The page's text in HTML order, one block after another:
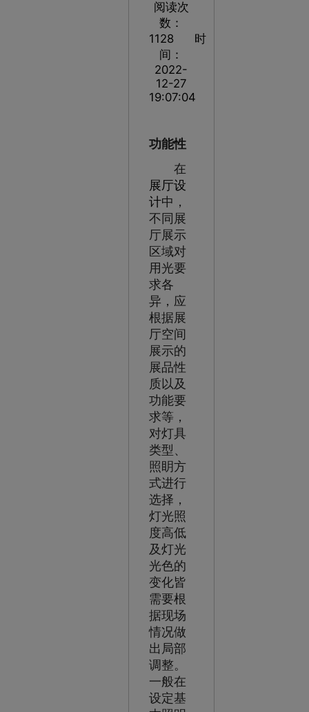
阅读次
数：
1128
时
间：
2022-
12-27
19:07:04
功能性
在
展厅设
计中，
不同展
厅展示
区域对
用光要
求各
异，应
根据展
厅空间
展示的
展品性
质以及
功能要
求等，
对灯具
类型、
照眀方
式进行
选择，
灯光照
度高低
及灯光
光色的
变化皆
需要根
据现场
情况做
出局部
调整。
一般在
设定基